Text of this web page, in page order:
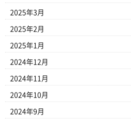
2025年3月
2025年2月
2025年1月
2024年12月
2024年11月
2024年10月
2024年9月